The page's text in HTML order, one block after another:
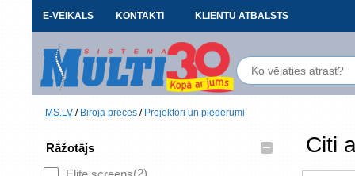
E-VEIKALS KONTAKTI KLIENTU ATBALSTS
MS.LV / Biroja preces / Projektori un piederumi
Rāžotājs
–
(2)
Citi